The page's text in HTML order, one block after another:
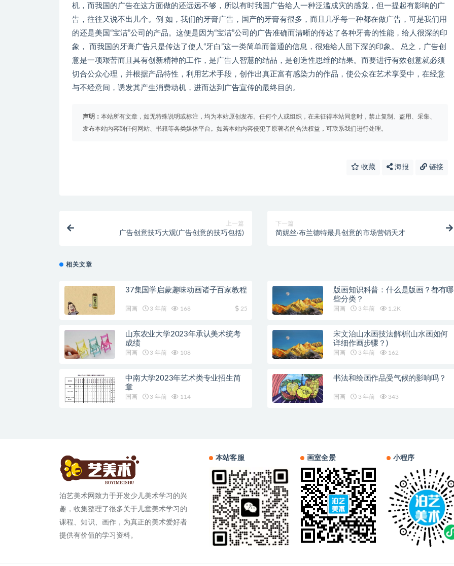
机，而我国的广告在这方面做的还远远不够，所以有时我国广告给人一种泛滥成灾的感觉，但一提起有影响的广
告，往往又说不出儿个。例 如，我们的牙膏广告，国产的牙膏有很多，而且几乎每一种都在做广告，可是我们用
的还是美国“宝洁”公司的产品。这便是因为“宝洁”公司的广告准确而清晰的传达了各种牙膏的性能，给人很深的印
象， 而我国的牙膏广告只是传达了使人“牙白”这一类简单而普通的信息，很难给人留下深的印象。 总之，广告创
意是一项艰苦而且具有创新精神的工作，是广告人智慧的结品，是创造性思维的结果。而要进行有效创意就必须
切合公众心理，并根据产品特性，利用艺术手段，创作出真正富有感染力的作品，使公众在艺术享受中，在经意
与不经意间，诱发其产生消费动机，进而达到广告宣传的最终目的。
声明： 本站所有文章，如无特殊说明或标注，均为本站原创发布。任何个人或组织，在未征得本站同意时，禁止复制、盗用、采集、
发布本站内容到任何网站、书籍等各类媒体平台。如若本站内容侵犯了原著者的合法权益，可联系我们进行处理。
收藏 海报 链接
上一篇
广告创意技巧大观(广告创意的技巧包括)
下一篇
简妮丝·布兰德特最具创意的市场营销天才
相关文章
37集国学启蒙趣味动画诸子百家教程
国画 3 年前 168 25
版画知识科普：什么是版画？都有哪
些分类？
国画 3 年前 1.2K
山东农业大学2023年承认美术统考
成绩
国画 3 年前 108
宋文治山水画技法解析(山水画如何
详细作画步骤？)
国画 3 年前 162
中南大学2023年艺术类专业招生简
章
国画 3 年前 114
书法和绘画作品受气候的影响吗？
国画 3 年前 343
泊艺美术网致力于开发少儿美术学习的兴
趣，收集整理了很多关于儿童美术学习的
课程、知识、画作，为真正的美术爱好者
提供有价值的学习资料。
本站客服 画室全景 小程序